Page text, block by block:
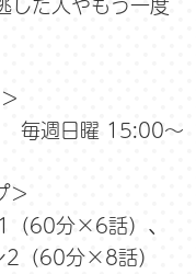
毎週日曜 15:00～
＞
（60分×6話）、
（60分×8話）